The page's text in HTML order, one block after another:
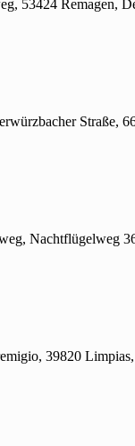
53424 Remagen,
Straße,
Nachtflügelweg
39820 Limpias,